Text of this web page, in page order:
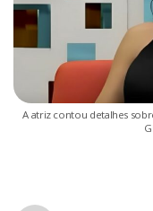
A atriz contou detalhes